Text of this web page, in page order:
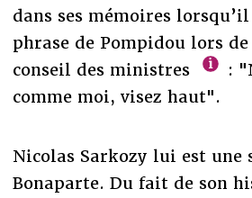
dans ses mémoires
phrase de Pompidou lors
conseil des ministres
:
comme moi, visez haut".
Nicolas Sarkozy lui est une
Bonaparte. Du fait de son